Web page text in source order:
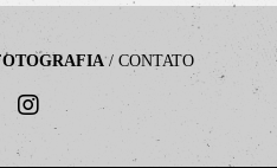
/ CONTATO